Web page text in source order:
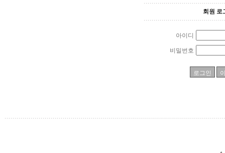
회원 로
아이디
비밀번호